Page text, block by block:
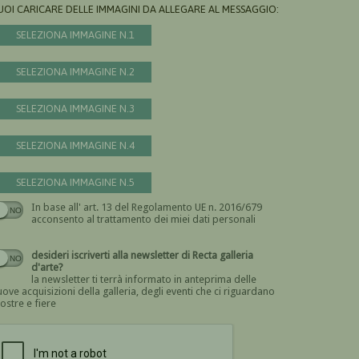
CARICARE DELLE IMMAGINI DA ALLEGARE AL MESSAGGIO:
SELEZIONA IMMAGINE N.1
SELEZIONA IMMAGINE N.2
SELEZIONA IMMAGINE N.3
SELEZIONA IMMAGINE N.4
SELEZIONA IMMAGINE N.5
In base all' art. 13 del Regolamento UE n. 2016/679
acconsento al trattamento dei miei dati personali
Devi dare il consenso
desideri iscriverti alla newsletter di Recta galleria
d'arte?
la newsletter ti terrà informato in anteprima delle
acquisizioni della galleria, degli eventi che ci riguardano
e fiere